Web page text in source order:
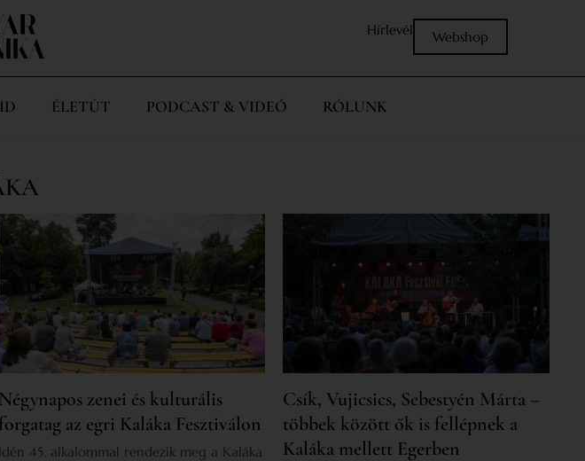
Hírlevél Webshop
ÉLETÚT PODCAST & VIDEÓ RÓLUNK
Négynapos zenei és kulturális
forgatag az egri Kaláka Fesztiválon
Idén 45. alkalommal rendezik meg a Kaláka
Csík, Vujicsics, Sebestyén Márta –
többek között ők is fellépnek a
Kaláka mellett Egerben